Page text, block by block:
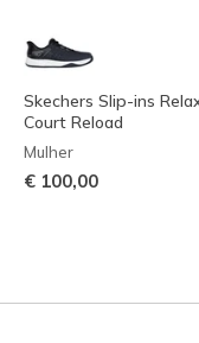
Skechers Slip-ins
Court Reload
Mulher
€ 100,00